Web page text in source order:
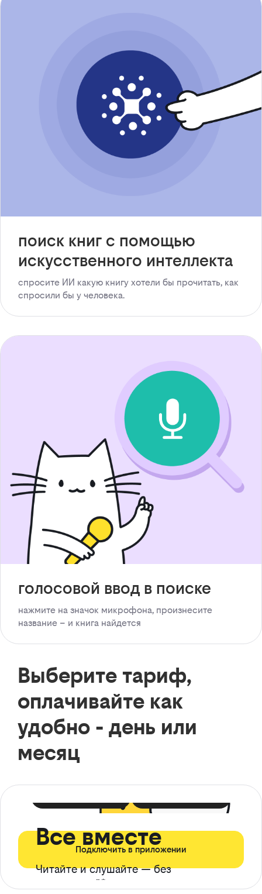
поиск книг с помощью
искусственного интеллекта
спросите ИИ какую книгу хотели бы прочитать, как
спросили бы у человека.
голосовой ввод в поиске
нажмите на значок микрофона, произнесите
название – и книга найдется
Выберите тариф,
оплачивайте как
удобно - день или
месяц
Все вместе
Читайте и слушайте — без
ограничений*
Подключить в приложении